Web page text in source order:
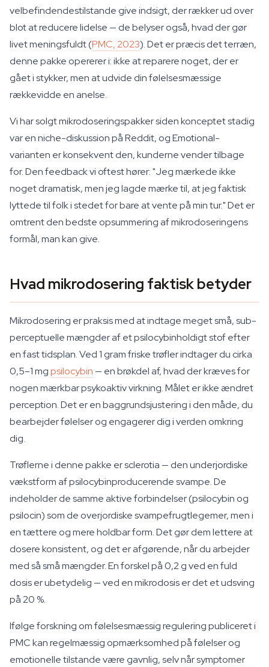
velbefindendestilstande give indsigt, der rækker ud over
blot at reducere lidelse — de belyser også, hvad der gør
livet meningsfuldt (PMC, 2023). Det er præcis det terræn,
denne pakke opererer i: ikke at reparere noget, der er
gået i stykker, men at udvide din følelsesmæssige
rækkevidde en anelse.
Vi har solgt mikrodoseringspakker siden konceptet stadig
var en niche-diskussion på Reddit, og Emotional-
varianten er konsekvent den, kunderne vender tilbage
for. Den feedback vi oftest hører: "Jeg mærkede ikke
noget dramatisk, men jeg lagde mærke til, at jeg faktisk
lyttede til folk i stedet for bare at vente på min tur." Det er
omtrent den bedste opsummering af mikrodoseringens
formål, man kan give.
Hvad mikrodosering faktisk betyder
Mikrodosering er praksis med at indtage meget små, sub-
perceptuelle mængder af et psilocybinholdigt stof efter
en fast tidsplan. Ved 1 gram friske trøfler indtager du cirka
0,5–1 mgpsilocybin — en brøkdel af, hvad der kræves for
nogen mærkbar psykoaktiv virkning. Målet er ikke ændret
perception. Det er en baggrundsjustering i den måde, du
bearbejder følelser og engagerer dig i verden omkring
dig.
Trøflerne i denne pakke er sclerotia — den underjordiske
vækstform af psilocybinproducerende svampe. De
indeholder de samme aktive forbindelser (psilocybin og
psilocin) som de overjordiske svampefrugtlegemer, men i
en tættere og mere holdbar form. Det gør dem lettere at
dosere konsistent, og det er afgørende, når du arbejder
med så små mængder. En forskel på 0,2 g ved en fuld
dosis er ubetydelig — ved en mikrodosis er det et udsving
på 20 %.
Ifølge forskning om følelsesmæssig regulering publiceret i
PMC kan regelmæssig opmærksomhed på følelser og
emotionelle tilstande være gavnlig, selv når symptomer